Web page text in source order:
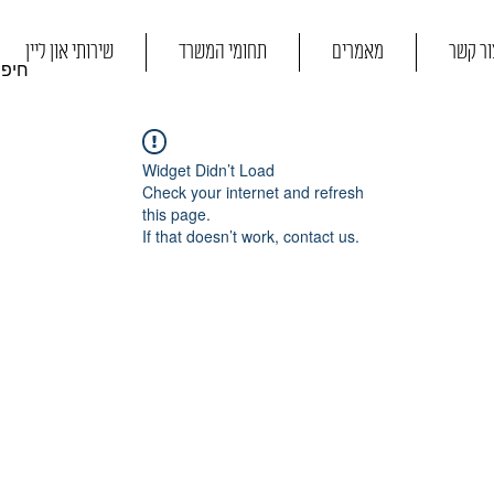
שירותי און ליין תחומי המשרד מאמרים קשר
Widget Didn’t Load
Check your internet and refresh
this page.
If that doesn’t work, contact us.